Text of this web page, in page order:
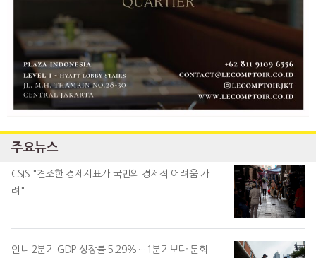
주요뉴스
CSIS "견조한 경제지표가 국민의 경제적 어려움 가
려"
인니 2분기 GDP 성장률 5.29%…1분기보다 둔화